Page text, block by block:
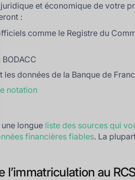
et économique de votre
:
comme le Registre du
les données de la Banque de
notation
une longue liste des sources qui
financières fiables. La
l’immatriculation au